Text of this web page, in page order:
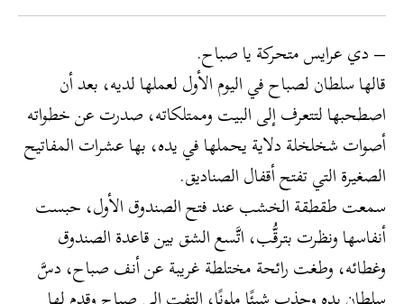
– دي عرايس متحركة يا صباح.
قالها سلطان لصباح في اليوم الأول لعملها لديه، بعد أن
اصطحبها لتتعرف إلى البيت وممتلكاته، صدرت عن خطواته
أصوات شخلخلة دلاية يحملها في يده، بها عشرات المفاتيح
الصغيرة التي تفتح أقفال الصناديق.
سمعت طقطقة الخشب عند فتح الصندوق الأول، حبست
أنفاسها ونظرت بترقُّب، اتَّسع الشق بين قاعدة الصندوق
وغطائه، وطغت رائحة مختلطة غريبة عن أنف صباح، دسَّ